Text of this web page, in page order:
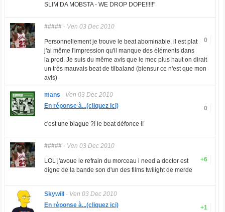
SLIM DA MOBSTA - WE DROP DOPE!!!!!"
#####- Ven 03 Dec 2010
0
Personnellement je trouve le beat abominable, il est plat
j'ai même l'impression qu'il manque des éléments dans
la prod. Je suis du même avis que le mec plus haut on dirait
un très mauvais beat de tilbaland (biensur ce n'est que mon
avis)
mans - Ven 03 Dec 2010
0
En réponse à...(cliquez ici)
c'est une blague ?! le beat défonce !!
#####- Ven 03 Dec 2010
+6
LOL j'avoue le refrain du morceau i need a doctor est
digne de la bande son d'un des films twilight de merde
Skywill - Ven 03 Dec 2010
+1
En réponse à...(cliquez ici)